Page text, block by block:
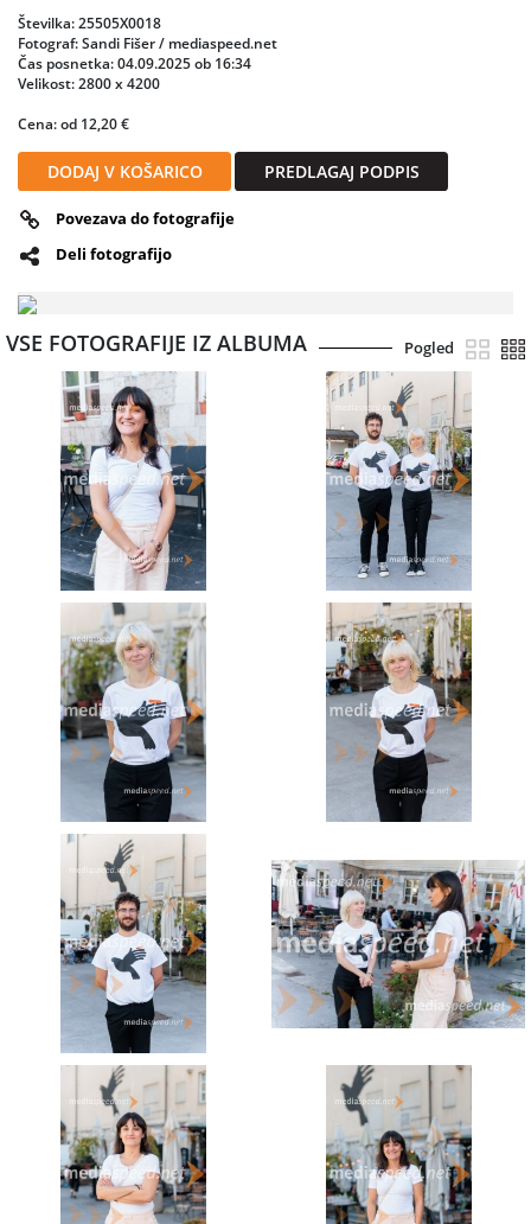
Številka: 25505X0018
Fotograf: Sandi Fišer / mediaspeed.net
Čas posnetka: 04.09.2025 ob 16:34
Velikost: 2800 x 4200
Cena: od 12,20 €
DODAJ V KOŠARICO PREDLAGAJ PODPIS
Povezava do fotografije
Deli fotografijo
VSE FOTOGRAFIJE IZ ALBUMA Pogled